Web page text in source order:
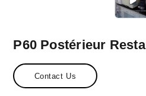
P60 Postérieur
Contact Us